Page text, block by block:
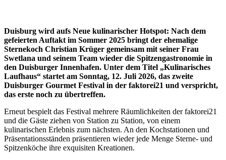
Duisburg wird aufs Neue kulinarischer Hotspot: Nach dem
gefeierten Auftakt im Sommer 2025 bringt der ehemalige
Sternekoch Christian Krüger gemeinsam mit seiner Frau
Swetlana und seinem Team wieder die Spitzengastronomie in
den Duisburger Innenhafen. Unter dem Titel „Kulinarisches
Laufhaus“ startet am Sonntag, 12. Juli 2026, das zweite
Duisburger Gourmet Festival in der faktorei21 und verspricht,
das erste noch zu übertreffen.
Erneut bespielt das Festival mehrere Räumlichkeiten der faktorei21
und die Gäste ziehen von Station zu Station, von einem
kulinarischen Erlebnis zum nächsten. An den Kochstationen und
Präsentationsständen präsentieren wieder jede Menge Sterne- und
Spitzenköche ihre exquisiten Kreationen.